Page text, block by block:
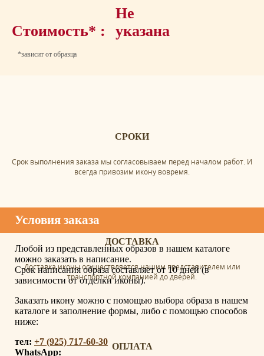
Стоимость* :
Не
указана
*зависит от образца
СРОКИ
Срок выполнения заказа мы согласовываем перед началом работ. И
всегда привозим икону вовремя.
ДОСТАВКА
Доставка иконы осуществляется нашим представителем или
транспортной компанией до дверей.
ОПЛАТА
Условия заказа
Любой из представленных образов в нашем каталоге
можно заказать в написание.
Срок написания образа составляет от 10 дней (в
зависимости от отделки иконы).
Заказать икону можно с помощью выбора образа в нашем
каталоге и заполнение формы, либо с помощью способов
ниже:
тел: +7 (925) 717-60-30
WhatsApp: